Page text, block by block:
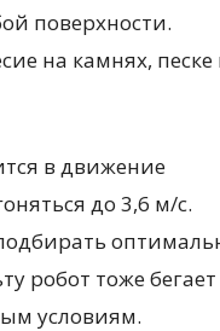
поверхности.
на камнях, песке
в движение
до 3,6 м/с.
робот тоже бегает
условиям.